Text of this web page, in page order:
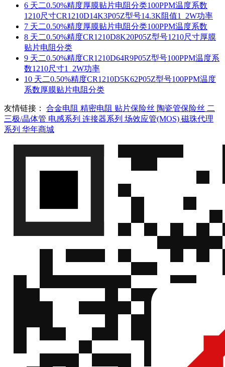
6 天二0.50%精度厚膜贴片电阻分类100PPM温度系数
1210尺寸CR1210D14K3P05Z型号14.3K阻值1_2W功率
7 天二0.50%精度厚膜贴片电阻分类100PPM温度系数
8 天二0.50%精度CR1210D8K20P05Z型号1210尺寸厚膜
贴片电阻分类
9 天二0.50%精度CR1210D64R9P05Z型号100PPM温度系
数1210尺寸1_2W功率
10 天二0.50%精度CR1210D5K62P05Z型号100PPM温度
系数厚膜贴片电阻分类
友情链接： 合金电阻 精密电阻 贴片保险丝 陶瓷管保险丝 二
三极/晶体管 电感系列 连接器系列 场效应管(MOS) 磁珠代理
系列 华年商城